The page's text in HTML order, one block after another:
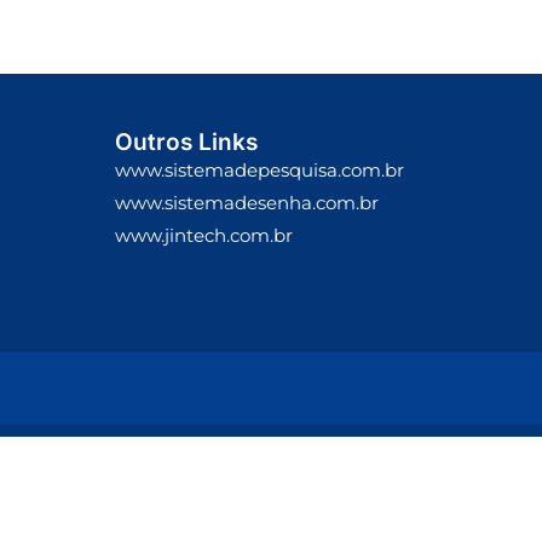
Outros Links
www.sistemadepesquisa.com.br
www.sistemadesenha.com.br
www.jintech.com.br